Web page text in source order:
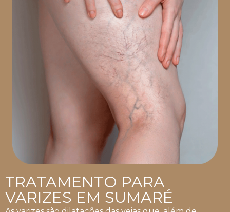
TRATAMENTO PARA
VARIZES EM SUMARÉ